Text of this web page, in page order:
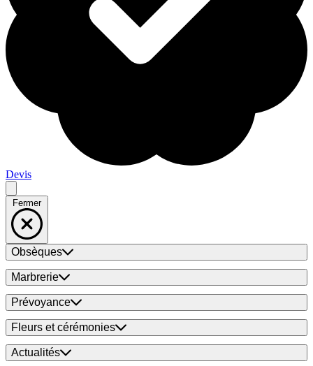
Devis
Fermer
Obsèques
Marbrerie
Prévoyance
Fleurs et cérémonies
Actualités